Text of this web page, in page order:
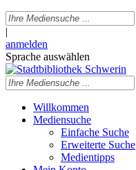
|
anmelden
Sprache auswählen
Willkommen
Mediensuche
Einfache Suche
Erweiterte Suche
Medientipps